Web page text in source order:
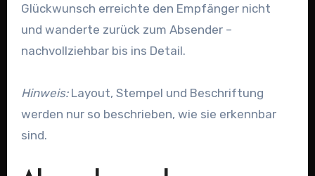
Glückwunsch erreichte den Empfänger nicht
und wanderte zurück zum Absender –
nachvollziehbar bis ins Detail.
Hinweis:Layout, Stempel und Beschriftung
werden nur so beschrieben, wie sie erkennbar
sind.